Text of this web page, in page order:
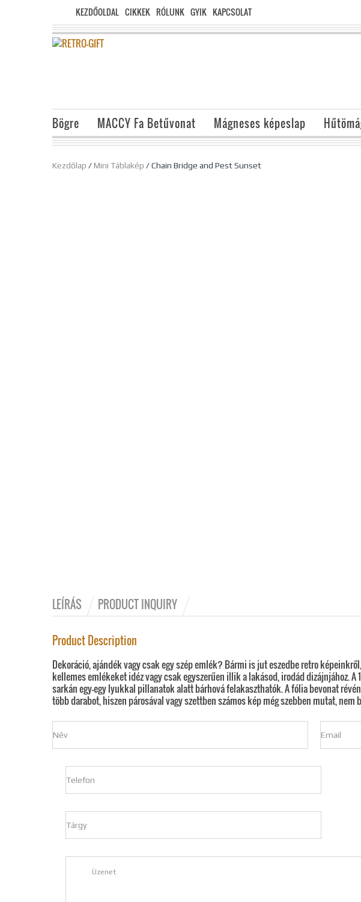
KEZDŐOLDAL CIKKEK RÓLUNK GYIK KAPCSOLAT
Bögre MACCY Fa Betűvonat Mágneses képeslap
Kezdőlap /Mini Táblakép / Chain Bridge and Pest Sunset
LEÍRÁS PRODUCT INQUIRY
Product Description
Dekoráció, ajándék vagy csak egy szép emlék? Bármi is jut eszedbe retro
kellemes emlékeket idéz vagy csak egyszerűen illik a lakásod, irodád dizájnjához.
sarkán egy-egy lyukkal pillanatok alatt bárhová felakaszthatók. A fólia bevonat
több darabot, hiszen párosával vagy szettben számos kép még szebben mutat,